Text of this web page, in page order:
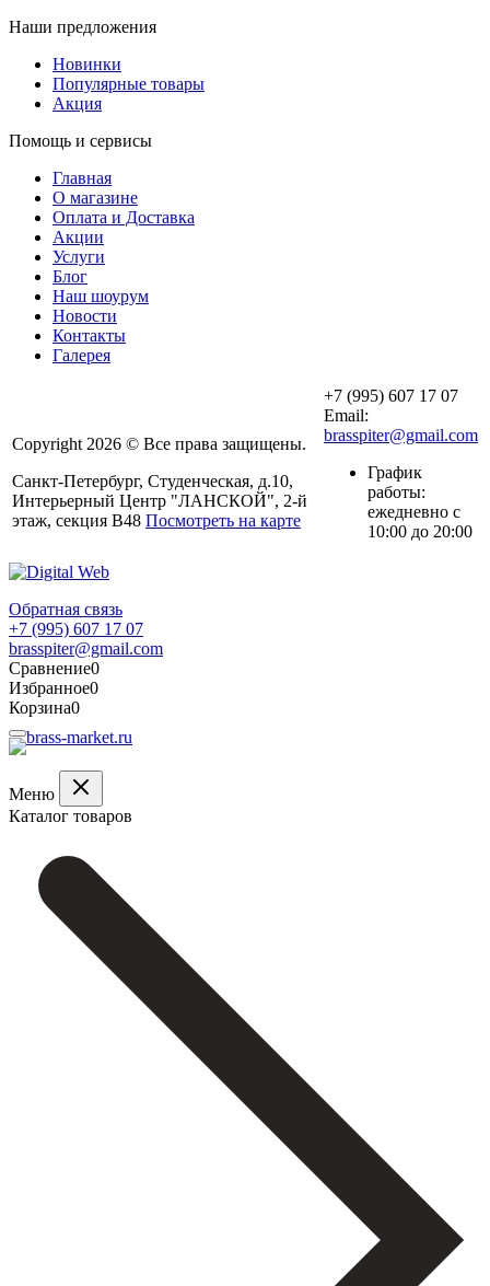
Наши предложения
Новинки
Популярные товары
Акция
Помощь и сервисы
Главная
О магазине
Оплата и Доставка
Акции
Услуги
Блог
Наш шоурум
Новости
Контакты
Галерея
Copyright 2026 © Все права защищены.
Санкт-Петербург, Студенческая, д.10,
Интерьерный Центр "ЛАНСКОЙ", 2-й
этаж, секция В48 Посмотреть на карте
+7 (995) 607 17 07
Email:
brasspiter@gmail.com
График
работы:
ежедневно с
10:00 до 20:00
Обратная связь
+7 (995) 607 17 07
brasspiter@gmail.com
Сравнение0
Избранное0
Корзина0
Меню
Каталог товаров